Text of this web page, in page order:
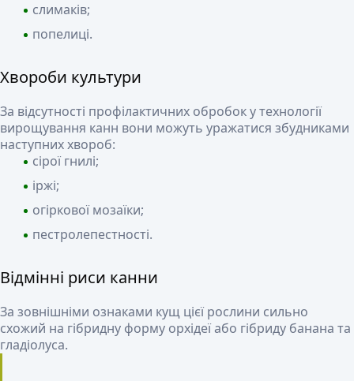
слимаків;
попелиці.
Хвороби культури
За відсутності профілактичних обробок у технології
вирощування канн вони можуть уражатися збудниками
наступних хвороб:
сірої гнилі;
іржі;
огіркової мозаїки;
пестролепестності.
Відмінні риси канни
За зовнішніми ознаками кущ цієї рослини сильно
схожий на гібридну форму орхідеї або гібриду банана та
гладіолуса.